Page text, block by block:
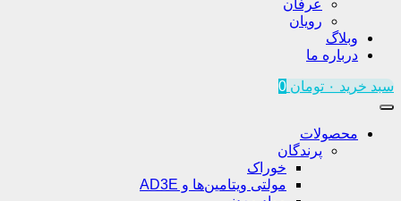
عرفان
رویان
وبلاگ
درباره ما
سبد خرید ۰ تومان 0
محصولات
پرندگان
خوراک
مولتی ویتامین‌ها و AD3E